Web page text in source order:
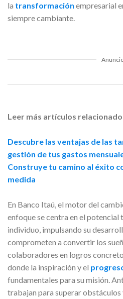
la transformación empresarial
siempre cambiante.
Leer más artículos
Descubre las ventajas de las
gestión de tus gastos
Construye tu camino al éxito
medida
En Banco Itaú, el motor del
enfoque se centra en el
individuo, impulsando su
comprometen a convertir los
colaboradores en logros
donde la inspiración y el
fundamentales para su misión.
trabajan para superar